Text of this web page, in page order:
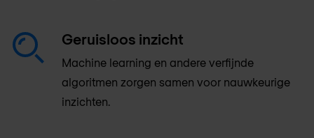
Geruisloos inzicht
Machine learning en andere verfijnde
algoritmen zorgen samen voor nauwkeurige
inzichten.